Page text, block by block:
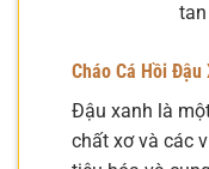
Cháo Cá Hồi Đậu
Đậu xanh là
chất xơ và các